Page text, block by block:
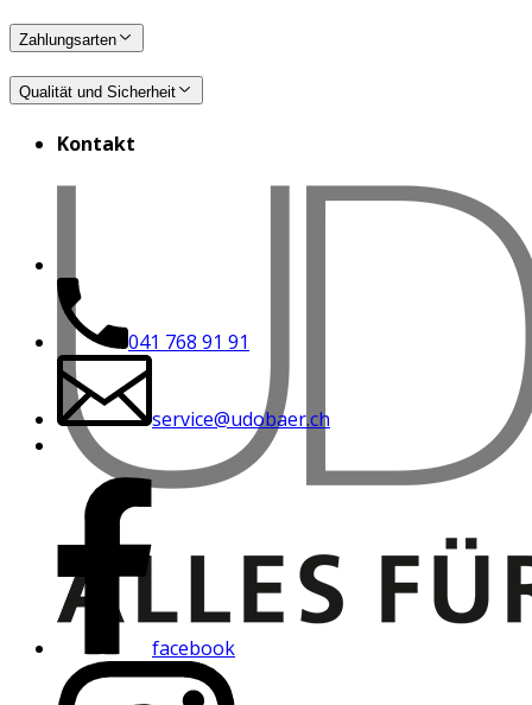
Zahlungsarten
Qualität und Sicherheit
Kontakt
041 768 91 91
service@udobaer.ch
facebook